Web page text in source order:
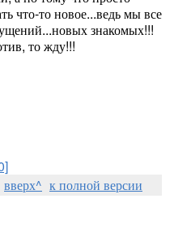
что-то новое...ведь мы все
знакомых!!!
то жду!!!
вверх^ к полной версии